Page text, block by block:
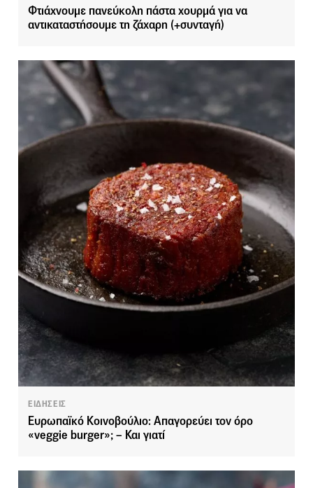
Φτιάχνουμε πανεύκολη πάστα χουρμά για να
αντικαταστήσουμε τη ζάχαρη (+συνταγή)
ΕΙΔΗΣΕΙΣ
Ευρωπαϊκό Κοινοβούλιο: Απαγορεύει τον όρο
«veggie burger»; – Και γιατί